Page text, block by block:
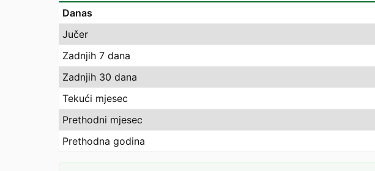
Danas
Jučer
Zadnjih 7 dana
Zadnjih 30 dana
Tekući mjesec
Prethodni mjesec
Prethodna godina